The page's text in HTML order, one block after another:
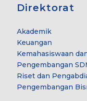
Direktorat
Akademik
Keuangan
Kemahasiswaan
Pengembangan
Riset dan
Pengembangan